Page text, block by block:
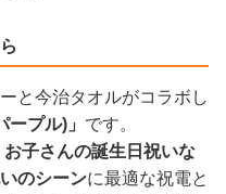
と今治タオルがコラボし
ープル)」 です。
お子さんの誕生日祝いな
のシーンに最適な祝電と